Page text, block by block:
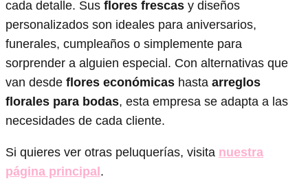
cada detalle. Sus flores frescas y diseños
personalizados son ideales para aniversarios,
funerales, cumpleaños o simplemente para
sorprender a alguien especial. Con alternativas que
van desde flores económicas hasta arreglos
florales para bodas, esta empresa se adapta a las
necesidades de cada cliente.
Si quieres ver otras peluquerías, visita nuestra
página principal.